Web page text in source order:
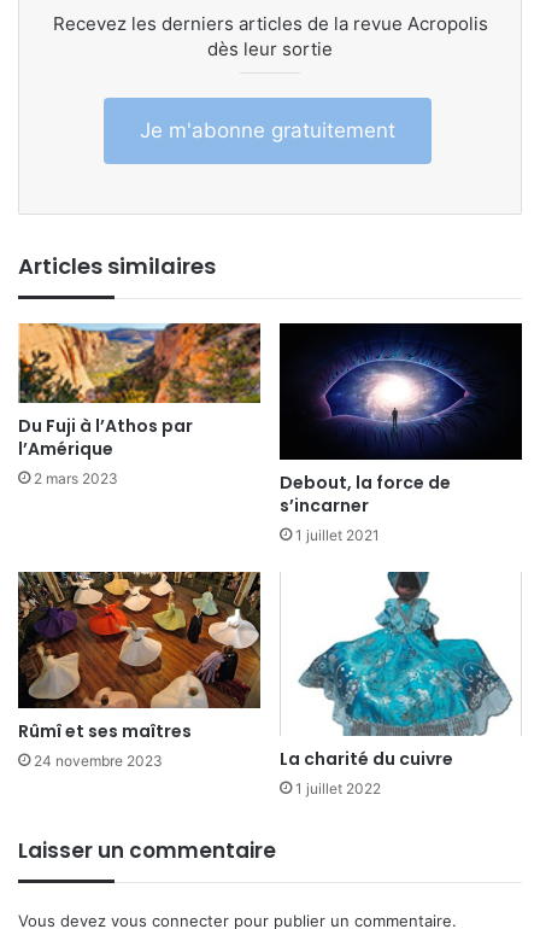
Recevez les derniers articles de la revue Acropolis
dès leur sortie
Je m'abonne gratuitement
Articles similaires
Du Fuji à l’Athos par
l’Amérique
2 mars 2023
Debout, la force de
s’incarner
1 juillet 2021
Rûmî et ses maîtres
24 novembre 2023 La charité du cuivre
1 juillet 2022
Laisser un commentaire
Vous devez vous connecter pour publier un commentaire.